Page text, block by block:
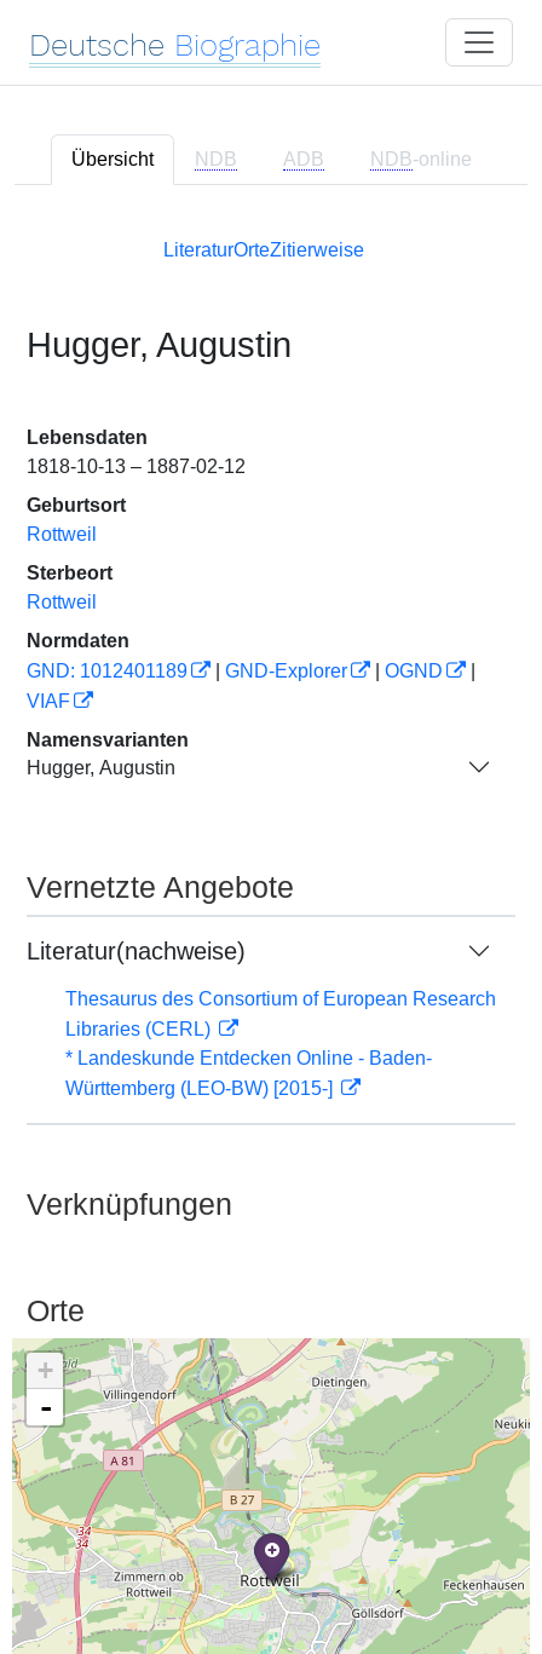
Deutsche Biographie
Übersicht NDB ADB NDB-online
LiteraturOrteZitierweise
Hugger, Augustin
Lebensdaten
1818-10-13 – 1887-02-12
Geburtsort
Rottweil
Sterbeort
Rottweil
Normdaten
GND: 1012401189
GND-Explorer OGND
VIAF
Namensvarianten
Hugger, Augustin
Vernetzte Angebote
Literatur(nachweise)
Thesaurus des Consortium of European Research
Libraries (CERL)
* Landeskunde Entdecken Online - Baden-
Württemberg (LEO-BW) [2015-]
Verknüpfungen
Orte
+
-